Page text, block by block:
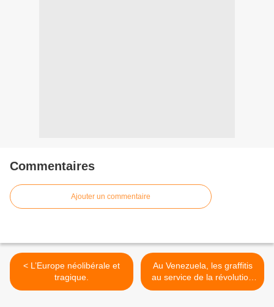
Commentaires
Ajouter un commentaire
< L’Europe néolibérale et
tragique.
Au Venezuela, les graffitis
au service de la révolution
bolivarienne De Ramón